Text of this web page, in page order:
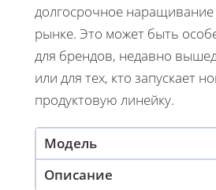
долгосрочное наращивание
рынке. Это может быть
для брендов, недавно
или для тех, кто запускает
продуктовую линейку.
Модель
Описание